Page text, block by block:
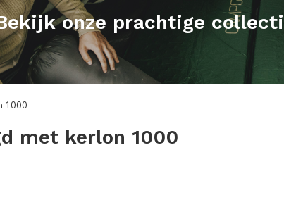
onze prachtige
1000
met kerlon 1000